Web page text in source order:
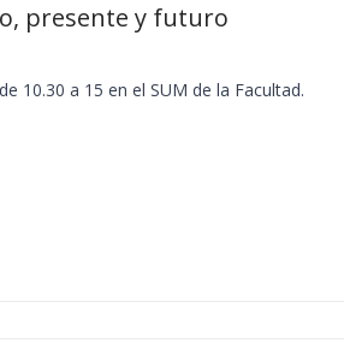
presente y futuro
10.30 a 15 en el SUM de la Facultad.